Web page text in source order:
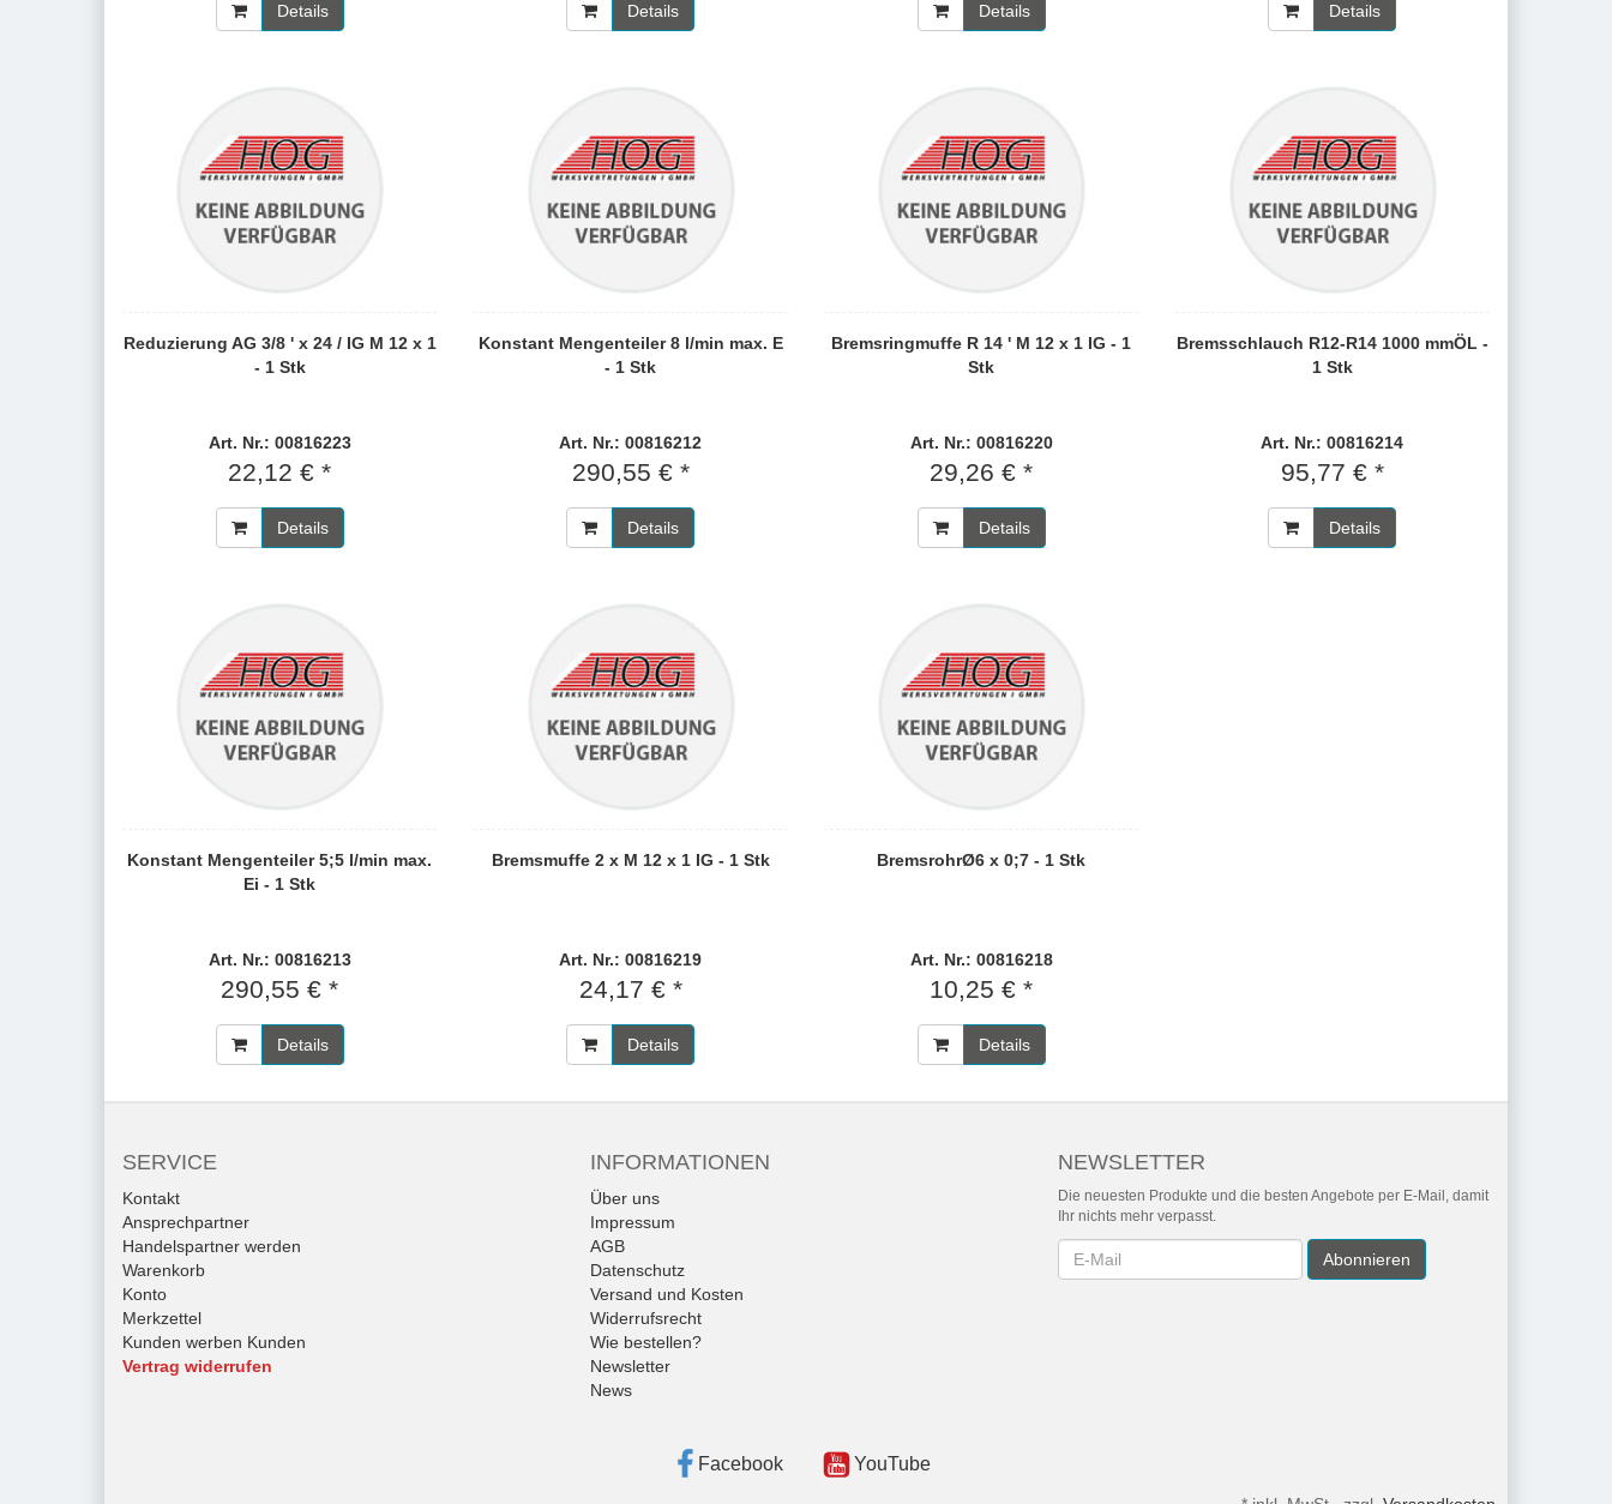
Details Details Details Details
Reduzierung AG 3/8 ' x 24 / IG M 12 x 1
- 1 Stk
Art. Nr.: 00816223
22,12 € *
Details
Konstant Mengenteiler 8 l/min max. E
- 1 Stk
Art. Nr.: 00816212
290,55 € *
Details
Bremsringmuffe R 14 ' M 12 x 1 IG - 1
Stk
Art. Nr.: 00816220
29,26 € *
Details
Bremsschlauch R12-R14 1000 mmÖL -
1 Stk
Art. Nr.: 00816214
95,77 € *
Details
Konstant Mengenteiler 5;5 l/min max.
Ei - 1 Stk
Art. Nr.: 00816213
290,55 € *
Details
Bremsmuffe 2 x M 12 x 1 IG - 1 Stk
Art. Nr.: 00816219
24,17 € *
Details
BremsrohrØ6 x 0;7 - 1 Stk
Art. Nr.: 00816218
10,25 € *
Details
SERVICE
Kontakt
Ansprechpartner
Handelspartner werden
Warenkorb
Konto
Merkzettel
Kunden werben Kunden
Vertrag widerrufen
INFORMATIONEN
Über uns
Impressum
AGB
Datenschutz
Versand und Kosten
Widerrufsrecht
Wie bestellen?
Newsletter
News
NEWSLETTER
Die neuesten Produkte und die besten Angebote per E-Mail, damit
Ihr nichts mehr verpasst.
Newsletter Abonnieren
Facebook YouTube